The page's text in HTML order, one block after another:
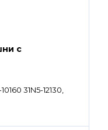
с
31N5-12130,